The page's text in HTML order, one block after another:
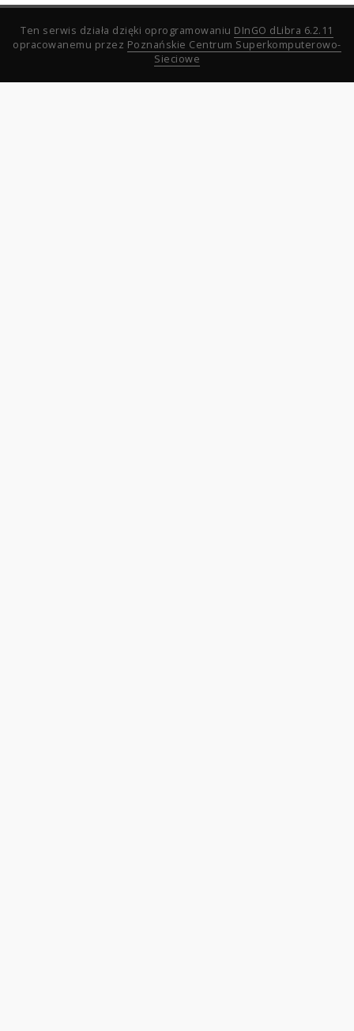
Ten serwis działa dzięki oprogramowaniu DInGO dLibra 6.2.11
opracowanemu przez Poznańskie Centrum Superkomputerowo-
Sieciowe